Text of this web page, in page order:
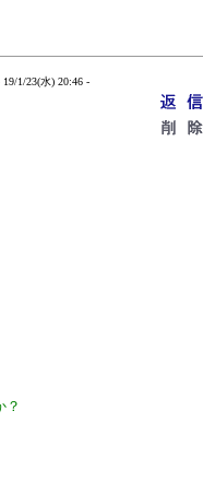
19/1/23(水) 20:46 -
？